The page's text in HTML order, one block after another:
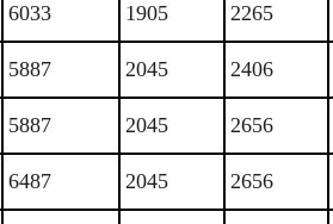
6033 1905 2265
5887 2045 2406
5887 2045 2656
6487 2045 2656